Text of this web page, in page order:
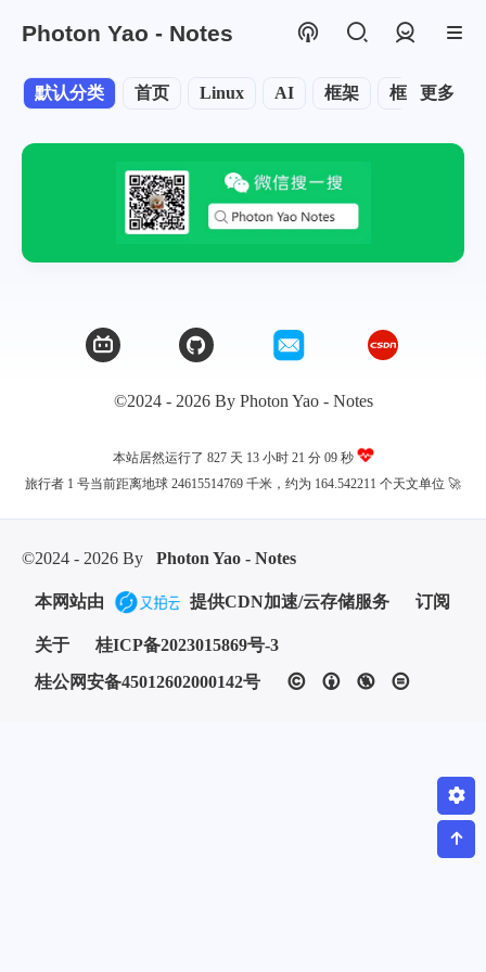
Photon Yao - Notes
首页 Linux AI 框架 框架
默认分类 更多
©2024 - 2026 By Photon Yao - Notes
本站居然运行了 827 天 13 小时 21 分 09 秒
旅行者 1 号当前距离地球 24615514769 千米，约为 164.542211 个天文单位 🚀
©2024 - 2026 By Photon Yao - Notes
本网站由 提供CDN加速/云存储服务 订阅
关于
桂ICP备2023015869号-3
桂公网安备45012602000142号